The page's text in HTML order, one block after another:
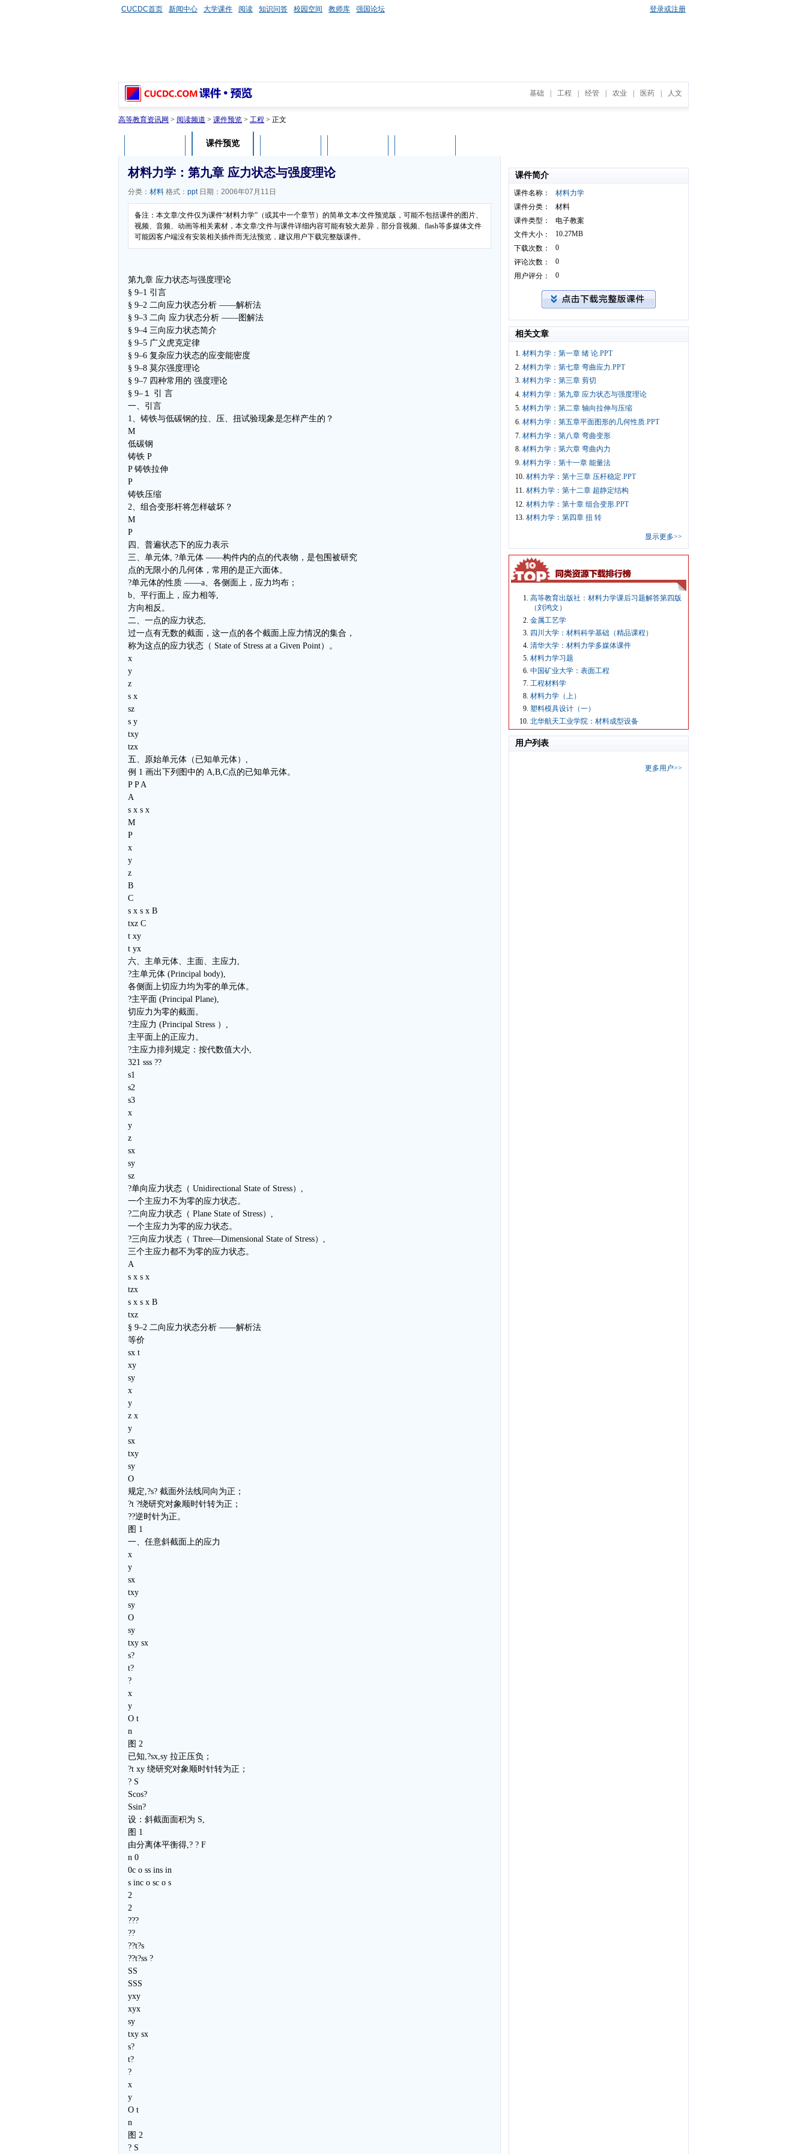
CUCDC首页 新闻中心 大学课件 阅读 知识问答 校园空间 教师库 强国论坛 登录或注册
基础 工程 经管 农业 医药 人文
高等教育资讯网 > 阅读频道 > 课件预览 > 工程 > 正文
课件预览
材料力学：第九章 应力状态与强度理论
分类： 材料 格式： ppt日期：2006年07月11日
备注：本文章/文件仅为课件“材料力学”（或其中一个章节）的简单文本/文件预览版，可能不包括课件的图片、
视频、音频、动画等相关素材，本文章/文件与课件详细内容可能有较大差异，部分音视频、flash等多媒体文件
可能因客户端没有安装相关插件而无法预览，建议用户下载完整版课件。
第九章 应力状态与强度理论
§ 9–1 引言
§ 9–2 二向应力状态分析 ——解析法
§ 9–3 二向 应力状态分析 ——图解法
§ 9–4 三向应力状态简介
§ 9–5 广义虎克定律
§ 9–6 复杂应力状态的应变能密度
§ 9–8 莫尔强度理论
§ 9–7 四种常用的 强度理论
§ 9–１ 引 言
一、引言
1、铸铁与低碳钢的拉、压、扭试验现象是怎样产生的？
M
低碳钢
铸铁 P
P 铸铁拉伸
P
铸铁压缩
2、组合变形杆将怎样破坏？
M
P
四、普遍状态下的应力表示
三、单元体, ?单元体 ——构件内的点的代表物，是包围被研究
点的无限小的几何体，常用的是正六面体。
?单元体的性质 ——a、各侧面上，应力均布；
b、平行面上，应力相等,
方向相反。
二、一点的应力状态,
过一点有无数的截面，这一点的各个截面上应力情况的集合，
称为这点的应力状态（ State of Stress at a Given Point）。
x
y
z
s x
sz
s y
txy
tzx
五、原始单元体（已知单元体）,
例 1 画出下列图中的 A,B,C点的已知单元体。
P P A
A
s x s x
M
P
x
y
z
B
C
s x s x B
txz C
t xy
t yx
六、主单元体、主面、主应力,
?主单元体 (Principal body),
各侧面上切应力均为零的单元体。
?主平面 (Principal Plane),
切应力为零的截面。
?主应力 (Principal Stress ）,
主平面上的正应力。
?主应力排列规定：按代数值大小,
321 sss ??
s1
s2
s3
x
y
z
sx
sy
sz
?单向应力状态（ Unidirectional State of Stress）,
一个主应力不为零的应力状态。
?二向应力状态（ Plane State of Stress）,
一个主应力为零的应力状态。
?三向应力状态（ Three—Dimensional State of Stress）,
三个主应力都不为零的应力状态。
A
s x s x
tzx
s x s x B
txz
§ 9–2 二向应力状态分析 ——解析法
等价
sx t
xy
sy
x
y
z x
y
sx
txy
sy
O
规定,?s? 截面外法线同向为正；
?t ?绕研究对象顺时针转为正；
??逆时针为正。
图 1
一、任意斜截面上的应力
x
y
sx
txy
sy
O
sy
txy sx
s?
t?
?
x
y
O t
n
图 2
已知,?sx,sy 拉正压负；
?t xy 绕研究对象顺时针转为正；
? S
Scos?
Ssin?
设：斜截面面积为 S,
图 1
由分离体平衡得,? ? F
n 0
0c o ss ins in
s inc o sc o s
2
2
???
??
??t?s
??t?ss ?
SS
SSS
yxy
xyx
sy
txy sx
s?
t?
?
x
y
O t
n
图 2
? S
课件简介
课件名称：
材料力学
课件分类：
材料
课件类型：
电子教案
文件大小：
10.27MB
下载次数：
0
评论次数：
0
用户评分：
0
相关文章
1. 材料力学：第一章 绪 论.PPT
2. 材料力学：第七章 弯曲应力.PPT
3. 材料力学：第三章 剪切
4. 材料力学：第九章 应力状态与强度理论
5. 材料力学：第二章 轴向拉伸与压缩
6. 材料力学：第五章平面图形的几何性质.PPT
7. 材料力学：第八章 弯曲变形
8. 材料力学：第六章 弯曲内力
9. 材料力学：第十一章 能量法
10. 材料力学：第十三章 压杆稳定.PPT
11. 材料力学：第十二章 超静定结构
12. 材料力学：第十章 组合变形.PPT
13. 材料力学：第四章 扭 转
显示更多>>
高等教育出版社：材料力学课后习题解答第四版
（刘鸿文）
金属工艺学
四川大学：材料科学基础（精品课程）
清华大学：材料力学多媒体课件
材料力学习题
中国矿业大学：表面工程
工程材料学
材料力学（上）
塑料模具设计（一）
北华航天工业学院：材料成型设备
用户列表
更多用户>>